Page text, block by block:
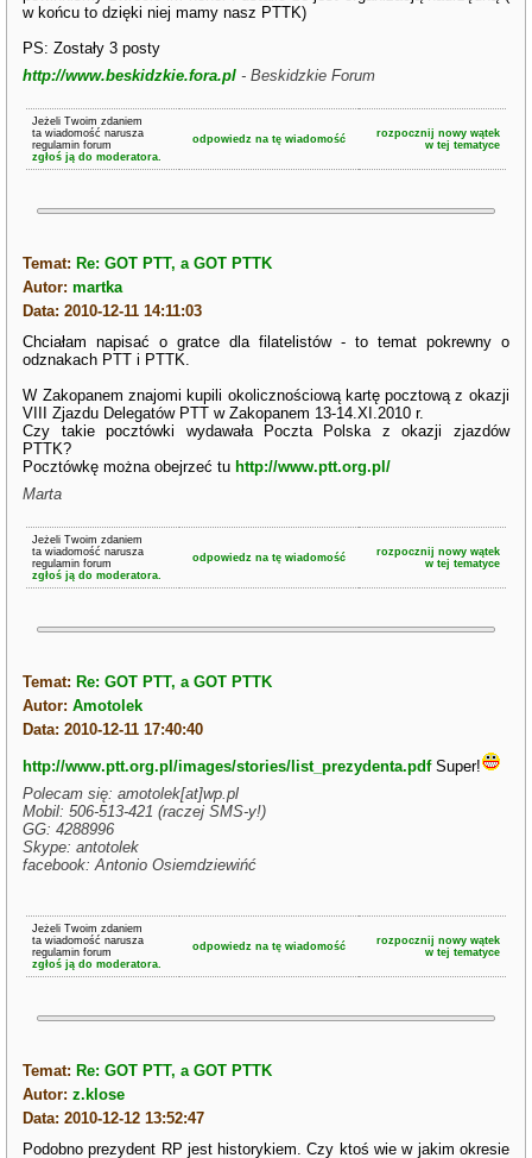
w końcu to dzięki niej mamy nasz PTTK)
PS: Zostały 3 posty
http://www.beskidzkie.fora.pl - Beskidzkie Forum
Jeżeli Twoim zdaniem
ta wiadomość narusza
regulamin forum
zgłoś ją do moderatora.
odpowiedz na tę wiadomość
rozpocznij nowy wątek
w tej tematyce
Temat: Re: GOT PTT, a GOT PTTK
Autor:martka
Data: 2010-12-11 14:11:03
Chciałam napisać o gratce dla filatelistów - to temat pokrewny o
odznakach PTT i PTTK.
W Zakopanem znajomi kupili okolicznościową kartę pocztową z okazji
VIII Zjazdu Delegatów PTT w Zakopanem 13-14.XI.2010 r.
Czy takie pocztówki wydawała Poczta Polska z okazji zjazdów
PTTK?
Pocztówkę można obejrzeć tu http://www.ptt.org.pl/
Marta
Jeżeli Twoim zdaniem
ta wiadomość narusza
regulamin forum
zgłoś ją do moderatora.
odpowiedz na tę wiadomość
rozpocznij nowy wątek
w tej tematyce
Temat: Re: GOT PTT, a GOT PTTK
Autor:Amotolek
Data: 2010-12-11 17:40:40
http://www.ptt.org.pl/images/stories/list_prezydenta.pdfSuper!
Polecam się: amotolek[at]wp.pl
Mobil: 506-513-421 (raczej SMS-y!)
GG: 4288996
Skype: antotolek
facebook: Antonio Osiemdziewińć
Jeżeli Twoim zdaniem
ta wiadomość narusza
regulamin forum
zgłoś ją do moderatora.
odpowiedz na tę wiadomość
rozpocznij nowy wątek
w tej tematyce
Temat: Re: GOT PTT, a GOT PTTK
Autor:z.klose
Data: 2010-12-12 13:52:47
Podobno prezydent RP jest historykiem. Czy ktoś wie w jakim okresie